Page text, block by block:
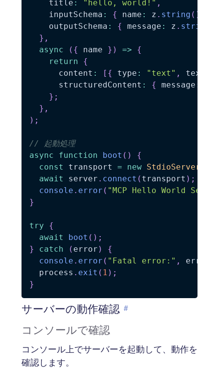
    title
: "hello, world!" ,
    inputSchema
: { name : z . string ( )
    outputSchema
: { message : z . string
} ,
async
( { name } ) =>
{
return
{
      content
: [ { type : "text" , text
      structuredContent
: { message :
} ;
} ,
) ;
// 起動処理
async
function boot ( )
{
const
transport = new
await
server . connect ( transport ) ;
console . error ( "MCP Hello World
}
try
{
await
boot ( ) ;
}
catch ( error )
{
console . error ( "Fatal error:" , error
  process
. exit ( 1 ) ;
}
サーバーの動作確認 #
コンソールで確認
コンソール上でサーバーを起動して、動作を
確認します。